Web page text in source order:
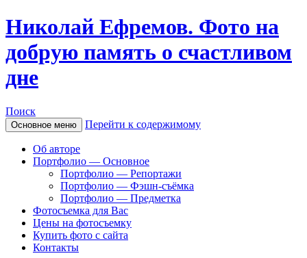
Николай Ефремов. Фото на
добрую память о счастливом
дне
Поиск
Основное меню Перейти к содержимому
Об авторе
Портфолио — Основное
Портфолио — Репортажи
Портфолио — Фэшн-съёмка
Портфолио — Предметка
Фотосъемка для Вас
Цены на фотосъемку
Купить фото с сайта
Контакты